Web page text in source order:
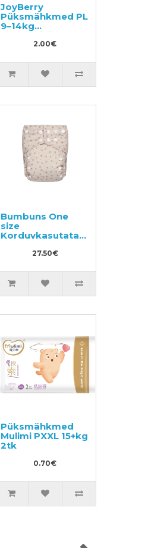
JoyBerry
Püksmähkmed PL
9–14kg
tootenäidis 3tk
2.00€
Bumbuns One
size
Korduvkasutatavad
27.50€
Püksmähkmed
Mulimi PXXL 15+kg
2tk
0.70€